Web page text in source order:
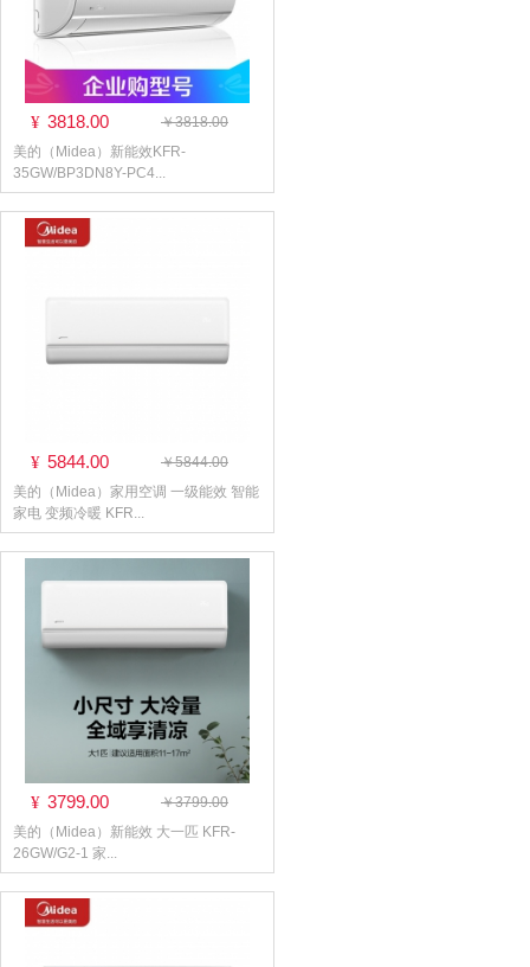
¥ 3818.00
￥3818.00
美的（Midea）新能效KFR-
35GW/BP3DN8Y-PC4...
¥ 5844.00
￥5844.00
美的（Midea）家用空调 一级能效 智能
家电 变频冷暖 KFR...
¥ 3799.00
￥3799.00
美的（Midea）新能效 大一匹 KFR-
26GW/G2-1 家...